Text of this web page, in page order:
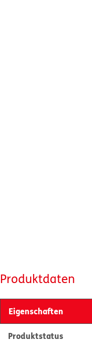
Produktdaten
Eigenschaften
Produktstatus